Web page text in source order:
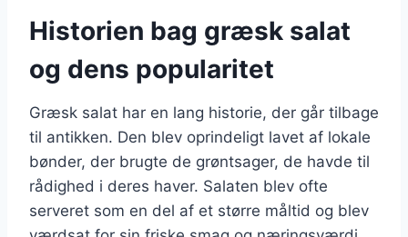
Historien bag græsk salat
og dens popularitet
Græsk salat har en lang historie, der går tilbage
til antikken. Den blev oprindeligt lavet af lokale
bønder, der brugte de grøntsager, de havde til
rådighed i deres haver. Salaten blev ofte
serveret som en del af et større måltid og blev